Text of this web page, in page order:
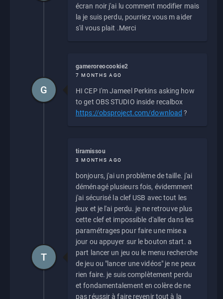
écran noir j'ai lu comment modifier mais
la je suis perdu, pourriez vous m aider
s'il vous plait .Merci
gameroreocookie2
7 MONTHS AGO
HI CEP I'm Jameel Perkins asking how
to get OBS STUDIO inside recalbox
https://obsproject.com/download ?
G
tiramissou
3 MONTHS AGO
bonjours, j'ai un problème de taille. j'ai
déménagé plusieurs fois, évidemment
j'ai sécurisé la clef USB avec tout les
jeux et je l'ai perdu. je ne retrouve plus
cette clef et impossible d'aller dans les
paramétrages pour faire une mise a
jour ou appuyer sur le bouton start. a
part lancer un jeu ou le menu recherche
de jeu ou "lancer une vidéos" je ne peux
rien faire. je suis complètement perdu
et fondamentalement en colère de ne
pas réussir à faire revenir tout à la
T